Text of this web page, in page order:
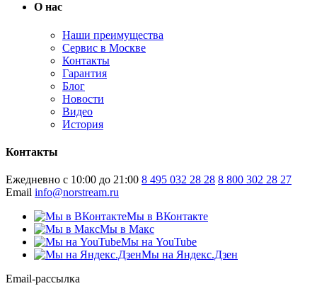
О нас
Наши преимущества
Сервис в Москве
Контакты
Гарантия
Блог
Новости
Видео
История
Контакты
Ежедневно с 10:00 до 21:00 8 495 032 28 28 8 800 302 28 27
Email info@norstream.ru
Мы в ВКонтакте
Мы в Макс
Мы на YouTube
Мы на Яндекс.Дзен
Email-рассылка